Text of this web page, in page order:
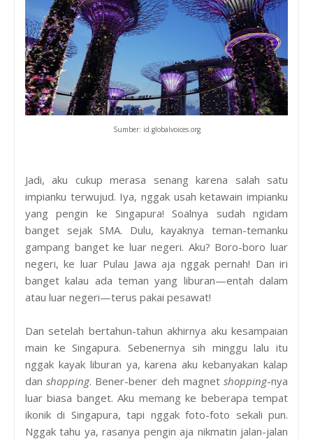
Sumber: id.globalvoices.org
Jadi, aku cukup merasa senang karena salah satu
impianku terwujud. Iya, nggak usah ketawain impianku
yang pengin ke Singapura! Soalnya sudah ngidam
banget sejak SMA. Dulu, kayaknya teman-temanku
gampang banget ke luar negeri. Aku? Boro-boro luar
negeri, ke luar Pulau Jawa aja nggak pernah! Dan iri
banget kalau ada teman yang liburan—entah dalam
atau luar negeri—terus pakai pesawat!
Dan setelah bertahun-tahun akhirnya aku kesampaian
main ke Singapura. Sebenernya sih minggu lalu itu
nggak kayak liburan ya, karena aku kebanyakan kalap
danshopping. Bener-bener deh magnetshopping-nya
luar biasa banget. Aku memang ke beberapa tempat
ikonik di Singapura, tapi nggak foto-foto sekali pun.
Nggak tahu ya, rasanya pengin aja nikmatin jalan-jalan